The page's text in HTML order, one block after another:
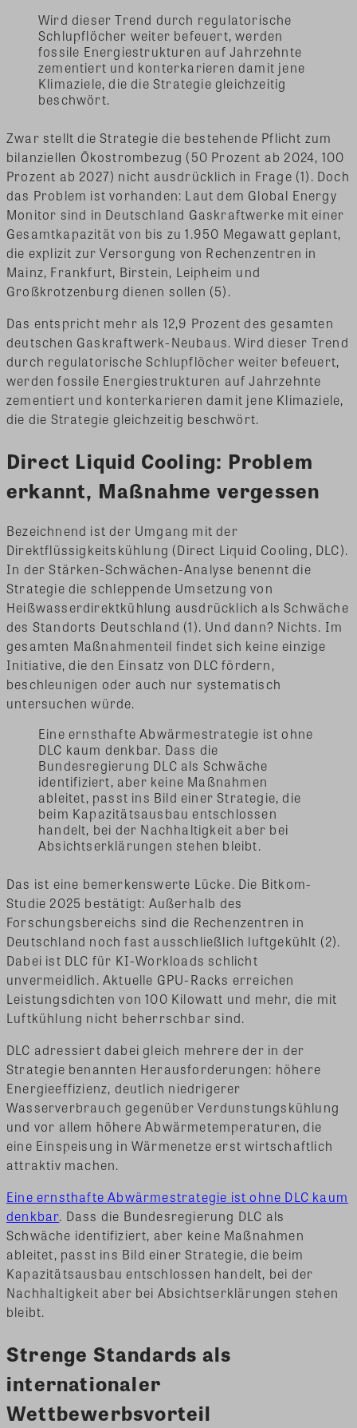
Wird dieser Trend durch regulatorische
Schlupflöcher weiter befeuert, werden
fossile Energiestrukturen auf Jahrzehnte
zementiert und konterkarieren damit jene
Klimaziele, die die Strategie gleichzeitig
beschwört.
Zwar stellt die Strategie die bestehende Pflicht zum
bilanziellen Ökostrombezug (50 Prozent ab 2024, 100
Prozent ab 2027) nicht ausdrücklich in Frage (1). Doch
das Problem ist vorhanden: Laut dem Global Energy
Monitor sind in Deutschland Gaskraftwerke mit einer
Gesamtkapazität von bis zu 1.950 Megawatt geplant,
die explizit zur Versorgung von Rechenzentren in
Mainz, Frankfurt, Birstein, Leipheim und
Großkrotzenburg dienen sollen (5).
Das entspricht mehr als 12,9 Prozent des gesamten
deutschen Gaskraftwerk-Neubaus. Wird dieser Trend
durch regulatorische Schlupflöcher weiter befeuert,
werden fossile Energiestrukturen auf Jahrzehnte
zementiert und konterkarieren damit jene Klimaziele,
die die Strategie gleichzeitig beschwört.
Direct Liquid Cooling: Problem
erkannt, Maßnahme vergessen
Bezeichnend ist der Umgang mit der
Direktflüssigkeitskühlung (Direct Liquid Cooling, DLC).
In der Stärken-Schwächen-Analyse benennt die
Strategie die schleppende Umsetzung von
Heißwasserdirektkühlung ausdrücklich als Schwäche
des Standorts Deutschland (1). Und dann? Nichts. Im
gesamten Maßnahmenteil findet sich keine einzige
Initiative, die den Einsatz von DLC fördern,
beschleunigen oder auch nur systematisch
untersuchen würde.
Eine ernsthafte Abwärmestrategie ist ohne
DLC kaum denkbar. Dass die
Bundesregierung DLC als Schwäche
identifiziert, aber keine Maßnahmen
ableitet, passt ins Bild einer Strategie, die
beim Kapazitätsausbau entschlossen
handelt, bei der Nachhaltigkeit aber bei
Absichtserklärungen stehen bleibt.
Das ist eine bemerkenswerte Lücke. Die Bitkom-
Studie 2025 bestätigt: Außerhalb des
Forschungsbereichs sind die Rechenzentren in
Deutschland noch fast ausschließlich luftgekühlt (2).
Dabei ist DLC für KI-Workloads schlicht
unvermeidlich. Aktuelle GPU-Racks erreichen
Leistungsdichten von 100 Kilowatt und mehr, die mit
Luftkühlung nicht beherrschbar sind.
DLC adressiert dabei gleich mehrere der in der
Strategie benannten Herausforderungen: höhere
Energieeffizienz, deutlich niedrigerer
Wasserverbrauch gegenüber Verdunstungskühlung
und vor allem höhere Abwärmetemperaturen, die
eine Einspeisung in Wärmenetze erst wirtschaftlich
attraktiv machen.
Eine ernsthafte Abwärmestrategie ist ohne DLC kaum
denkbar. Dass die Bundesregierung DLC als
Schwäche identifiziert, aber keine Maßnahmen
ableitet, passt ins Bild einer Strategie, die beim
Kapazitätsausbau entschlossen handelt, bei der
Nachhaltigkeit aber bei Absichtserklärungen stehen
bleibt.
Strenge Standards als
internationaler
Wettbewerbsvorteil